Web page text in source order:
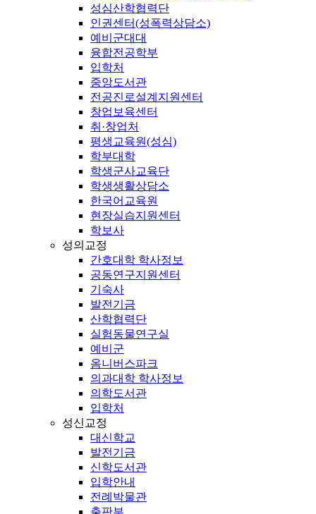
성심산학협력단
인권센터(성폭력상담소)
예비군대대
융합전공학부
입학처
중앙도서관
전공진로설계지원센터
창업보육센터
취·창업처
평생교육원(성심)
학부대학
학생군사교육단
학생생활상담소
한국어교육원
현장실습지원센터
학보사
성의교정
간호대학 학사정보
공동연구지원센터
기숙사
발전기금
산학협력단
실험동물연구실
예비군
옴니버스파크
의과대학 학사정보
의학도서관
입학처
성신교정
대신학교
발전기금
신학도서관
입학안내
전례박물관
출판부